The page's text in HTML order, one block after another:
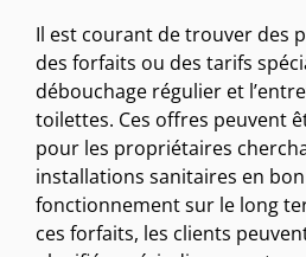
Il est courant de trouver des
des forfaits ou des tarifs
débouchage régulier et
toilettes. Ces offres peuvent
pour les propriétaires
installations sanitaires en
fonctionnement sur le long
ces forfaits, les clients